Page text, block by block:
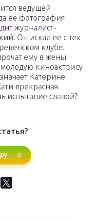
ведущей
ее фотография
журналист-
Он искал ее с тех
клубе.
ему в жены
киноактрису
Катерине
прекрасная
испытание славой?
0